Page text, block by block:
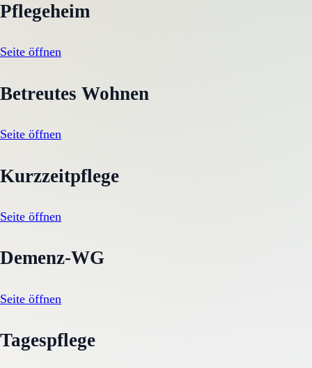
Pflegeheim
Seite öffnen
Betreutes Wohnen
Seite öffnen
Kurzzeitpflege
Seite öffnen
Demenz-WG
Seite öffnen
Tagespflege